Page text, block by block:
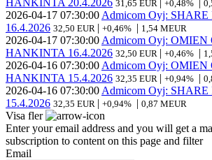
31,65 EUR +0,48%
2026-04-17 07:30:00 Admicom Oyj: SHARE
16.4.2026 32,50 EUR | +0,46% | 1,54 MEUR
2026-04-17 07:30:00 Admicom Oyj:
HANKINTA 16.4.2026 32,50 EUR | +0,46% |
2026-04-16 07:30:00 Admicom Oyj:
HANKINTA 15.4.2026 32,35 EUR | +0,94% |
2026-04-16 07:30:00 Admicom Oyj: SHARE
15.4.2026 32,35 EUR | +0,94% | 0,87 MEUR
Visa fler
Enter your email address and you will get a
subscription to content on this page and filter
Email